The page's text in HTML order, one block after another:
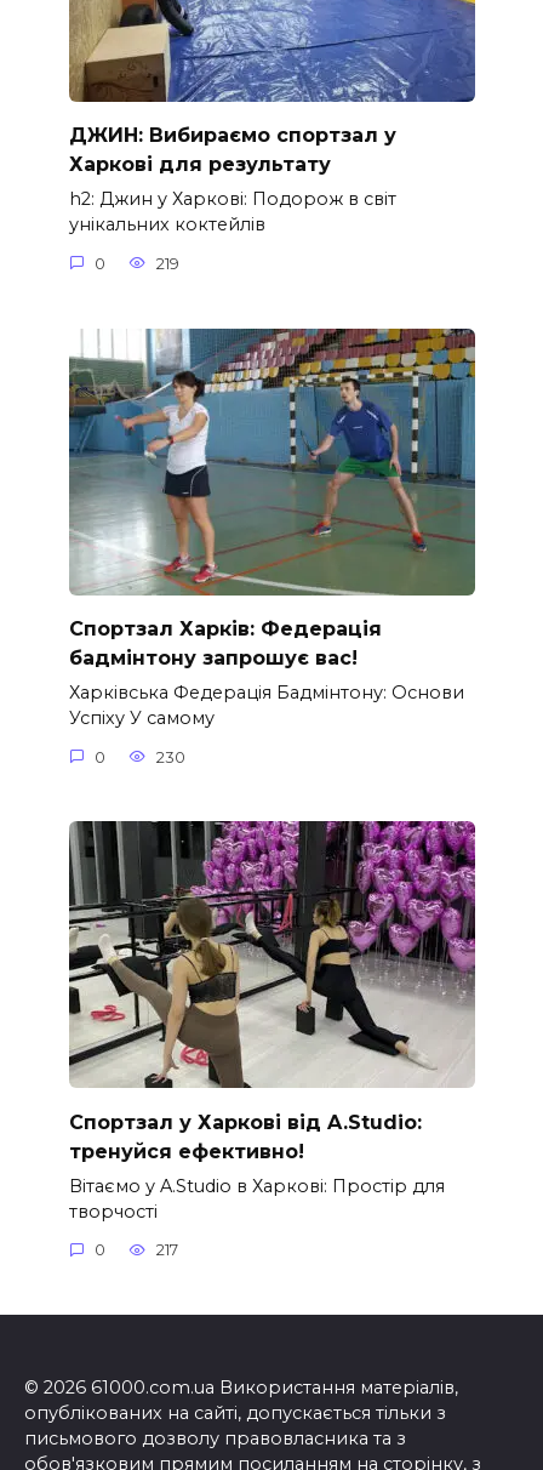
ДЖИН: Вибираємо спортзал у
Харкові для результату
h2: Джин у Харкові: Подорож в світ
унікальних коктейлів
0 219
Спортзал Харків: Федерація
бадмінтону запрошує вас!
Харківська Федерація Бадмінтону: Основи
Успіху У самому
0 230
Спортзал у Харкові від A.Studio:
тренуйся ефективно!
Вітаємо у A.Studio в Харкові: Простір для
творчості
0 217
© 2026 61000.com.ua Використання матеріалів,
опублікованих на сайті, допускається тільки з
письмового дозволу правовласника та з
обов'язковим прямим посиланням на сторінку, з